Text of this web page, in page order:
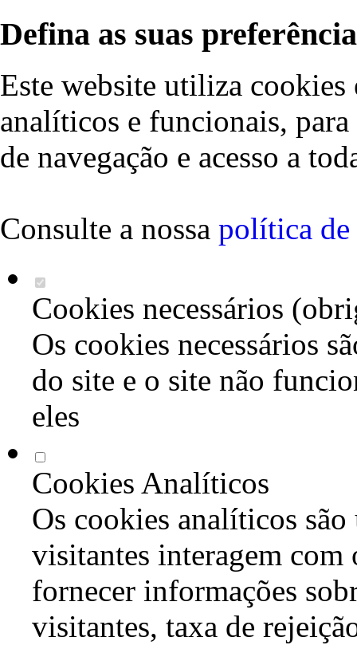
Defina as suas
Este website utiliza cookies
analíticos e funcionais,
de navegação e acesso a
Consulte a nossa política de
Cookies necessários
Os cookies necessários
do site e o site não
eles
Cookies Analíticos
Os cookies analíticos são
visitantes interagem com
fornecer informações
visitantes, taxa de